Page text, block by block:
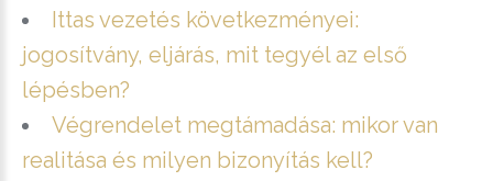
Ittas vezetés következményei:
jogosítvány, eljárás, mit tegyél az első
lépésben?
Végrendelet megtámadása: mikor van
realitása és milyen bizonyítás kell?